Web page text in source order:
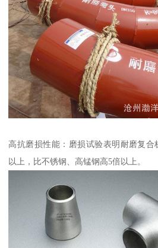
高抗磨损性能：磨损试验表明耐磨复合
以上，比不锈钢、高锰钢高5倍以上。